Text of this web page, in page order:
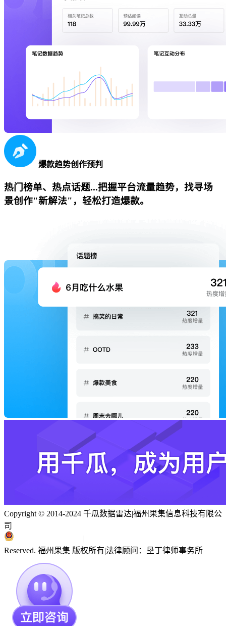
爆款趋势创作预判
热门榜单、热点话题...把握平台流量趋势，找寻场
景创作"新解法"，轻松打造爆款。
Copyright © 2014-2024 千瓜数据雷达|福州果集信息科技有限公
司
|
Reserved. 福州果集 版权所有|法律顾问：垦丁律师事务所